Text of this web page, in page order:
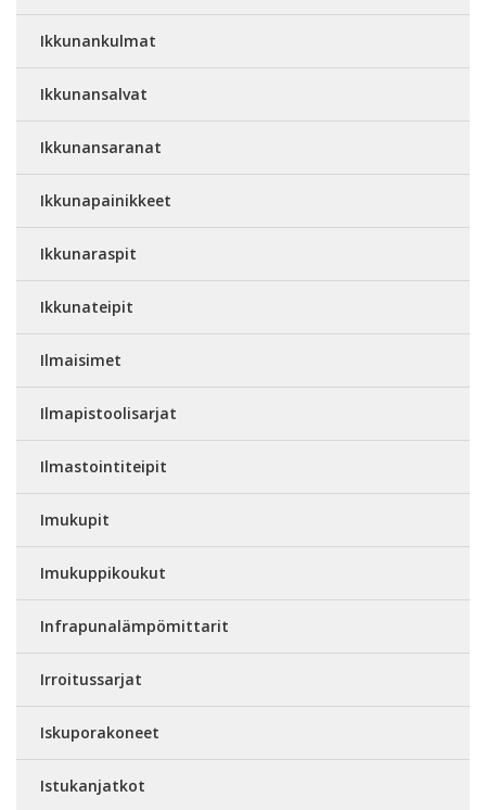
Ikkunankulmat
Ikkunansalvat
Ikkunansaranat
Ikkunapainikkeet
Ikkunaraspit
Ikkunateipit
Ilmaisimet
Ilmapistoolisarjat
Ilmastointiteipit
Imukupit
Imukuppikoukut
Infrapunalämpömittarit
Irroitussarjat
Iskuporakoneet
Istukanjatkot